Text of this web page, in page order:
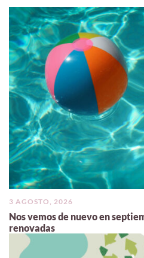
3 AGOSTO, 2026
Nos vemos de nuevo en
renovadas